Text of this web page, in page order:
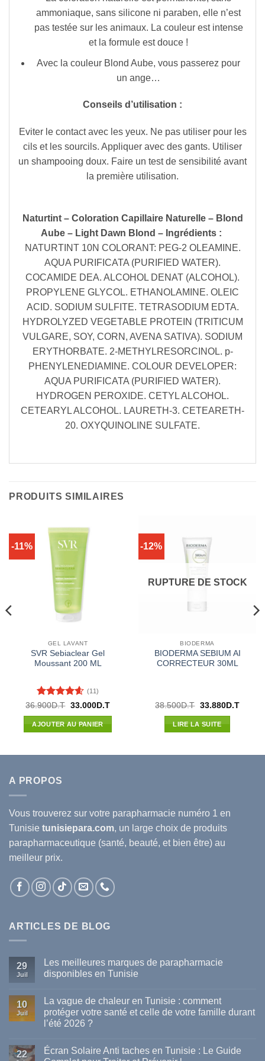
ammoniaque, sans silicone ni paraben, elle n’est
pas testée sur les animaux. La couleur est intense
et la formule est douce !
Avec la couleur Blond Aube, vous passerez pour
un ange…
Conseils d’utilisation :
Eviter le contact avec les yeux. Ne pas utiliser pour les
cils et les sourcils. Appliquer avec des gants. Utiliser
un shampooing doux. Faire un test de sensibilité avant
la première utilisation.
Naturtint – Coloration Capillaire Naturelle – Blond
Aube – Light Dawn Blond – Ingrédients :
NATURTINT 10N COLORANT: PEG-2 OLEAMINE.
AQUA PURIFICATA (PURIFIED WATER).
COCAMIDE DEA. ALCOHOL DENAT (ALCOHOL).
PROPYLENE GLYCOL. ETHANOLAMINE. OLEIC
ACID. SODIUM SULFITE. TETRASODIUM EDTA.
HYDROLYZED VEGETABLE PROTEIN (TRITICUM
VULGARE, SOY, CORN, AVENA SATIVA). SODIUM
ERYTHORBATE. 2-METHYLRESORCINOL. p-
PHENYLENEDIAMINE. COLOUR DEVELOPER:
AQUA PURIFICATA (PURIFIED WATER).
HYDROGEN PEROXIDE. CETYL ALCOHOL.
CETEARYL ALCOHOL. LAURETH-3. CETEARETH-
20. OXYQUINOLINE SULFATE.
PRODUITS SIMILAIRES
-11%
GEL LAVANT
SVR Sebiaclear Gel
Moussant 200 ML
Note4.55
sur 5
(11)
36.900D.T Le
initial
était :
33.000D.TLe
AJOUTER AU PANIER
-12%
RUPTURE DE STOCK
BIODERMA
BIODERMA SEBIUM AI
CORRECTEUR 30ML
38.500D.T Le
initial
était :
33.880D.TLe
LIRE LA SUITE
A PROPOS
Vous trouverez sur votre parapharmacie numéro 1 en
Tunisie tunisiepara.com, un large choix de produits
parapharmaceutique (santé, beauté, et bien être) au
meilleur prix.
ARTICLES DE BLOG
29
Juil
Les meilleures marques de parapharmacie
disponibles en Tunisie
sur
meilleures
marques
disponibles
en
10
Juil
La vague de chaleur en Tunisie : comment
protéger votre santé et celle de votre famille durant
l’été 2026 ?
sur
La
22
Écran Solaire Anti taches en Tunisie : Le Guide